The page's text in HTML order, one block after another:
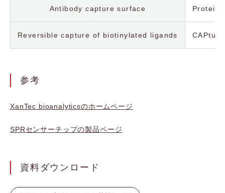
Antibody capture surface Protein
Reversible capture of biotinylated ligands
参考
XanTec bioanalyticsのホームページ
SPRセンサーチップの製品ページ
資料ダウンロード